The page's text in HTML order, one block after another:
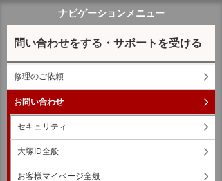
ナビゲーションメニュー
問い合わせをする・サポートを受ける
修理のご依頼
お問い合わせ
セキュリティ
大塚ID全般
お客様マイページ全般